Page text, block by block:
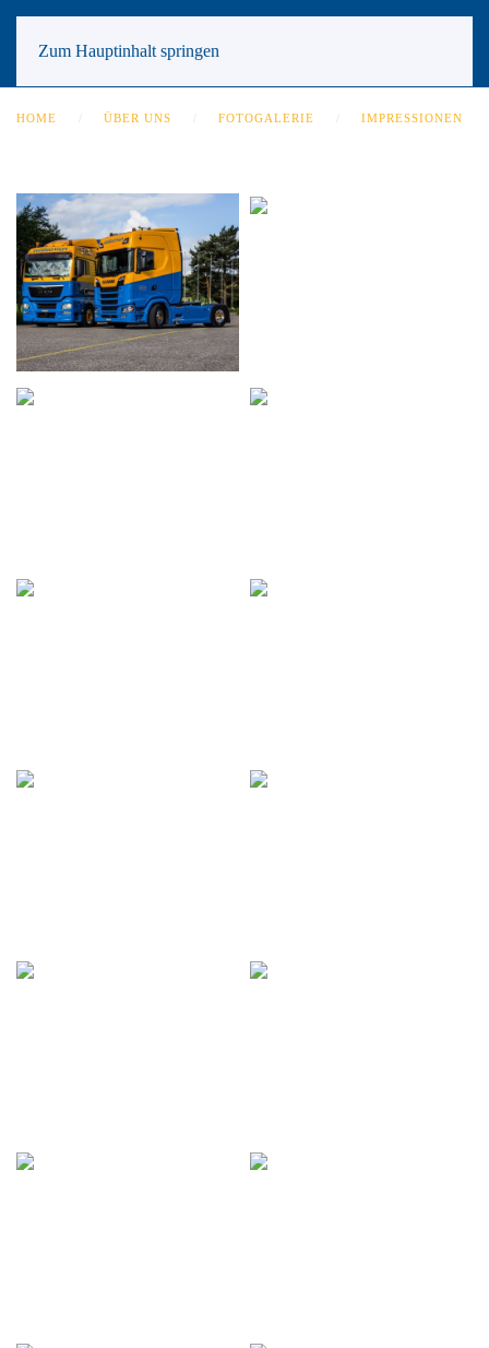
Zum Hauptinhalt springen
HOME ÜBER UNS FOTOGALERIE IMPRESSIONEN